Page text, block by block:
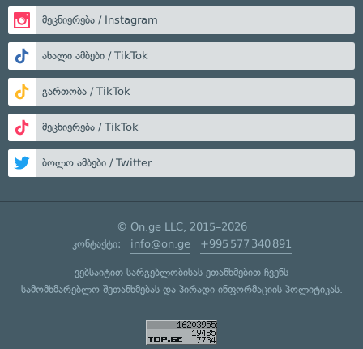
მეცნიერება / Instagram
ახალი ამბები / TikTok
გართობა / TikTok
მეცნიერება / TikTok
ბოლო ამბები / Twitter
© On.ge LLC, 2015–2026
კონტაქტი: info@on.ge +995 577 340 891
ვებსაიტით სარგებლობისას ეთანხმებით ჩვენს
სამომხმარებლო შეთანხმებასდა პირადი ინფორმაციის პოლიტიკას.